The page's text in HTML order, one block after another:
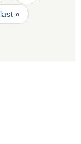
last »